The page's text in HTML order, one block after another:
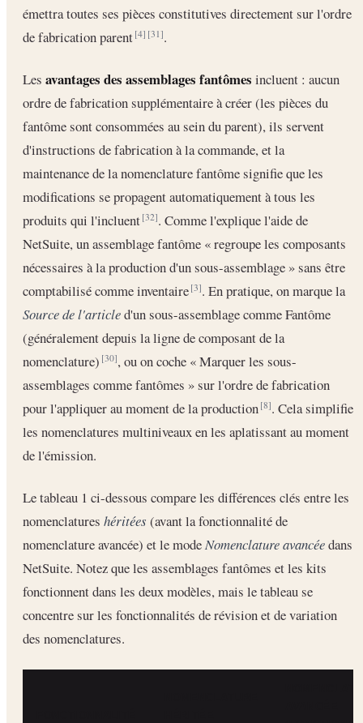
émettra toutes ses pièces constitutives directement sur l'ordre
de fabrication parent[4] [31].
Les avantages des assemblages fantômes incluent : aucun
ordre de fabrication supplémentaire à créer (les pièces du
fantôme sont consommées au sein du parent), ils servent
d'instructions de fabrication à la commande, et la
maintenance de la nomenclature fantôme signifie que les
modifications se propagent automatiquement à tous les
produits qui l'incluent[32]. Comme l'explique l'aide de
NetSuite, un assemblage fantôme « regroupe les composants
nécessaires à la production d'un sous-assemblage » sans être
comptabilisé comme inventaire[3]. En pratique, on marque la
Source de l'articled'un sous-assemblage comme Fantôme
(généralement depuis la ligne de composant de la
nomenclature)[30], ou on coche « Marquer les sous-
assemblages comme fantômes » sur l'ordre de fabrication
pour l'appliquer au moment de la production[8]. Cela simplifie
les nomenclatures multiniveaux en les aplatissant au moment
de l'émission.
Le tableau 1 ci-dessous compare les différences clés entre les
nomenclatures héritées (avant la fonctionnalité de
nomenclature avancée) et le modeNomenclature avancéedans
NetSuite. Notez que les assemblages fantômes et les kits
fonctionnent dans les deux modèles, mais le tableau se
concentre sur les fonctionnalités de révision et de variation
des nomenclatures.